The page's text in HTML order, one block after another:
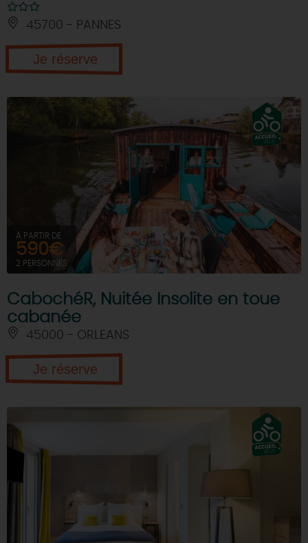
45700 - PANNES
Je réserve
À PARTIR DE
590€
2 PERSONNES
CabochéR, Nuitée Insolite en toue
cabanée
45000 - ORLEANS
Je réserve